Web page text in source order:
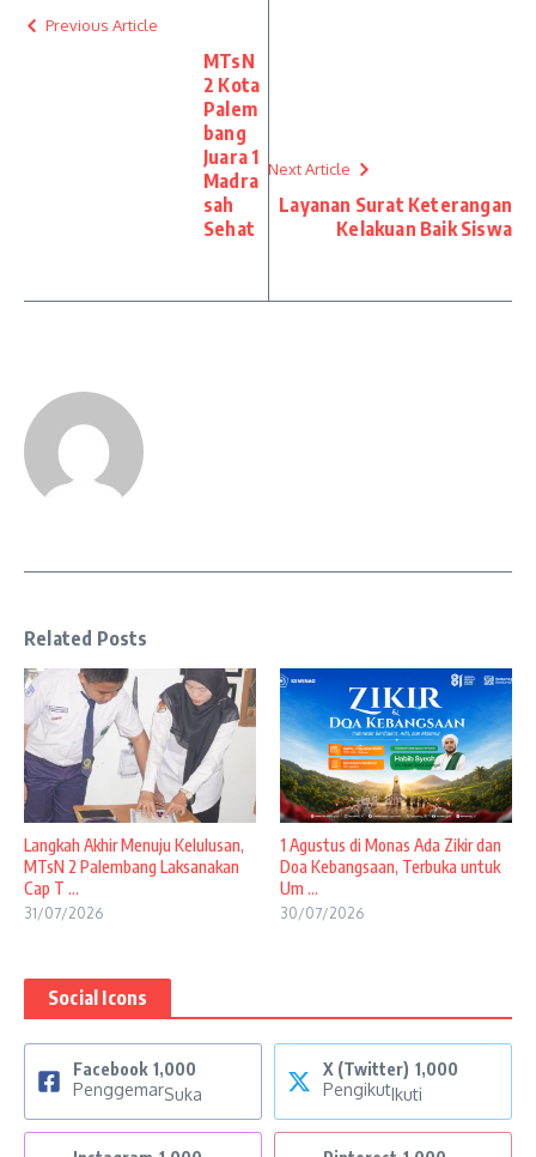
Previous Article
MTsN
2 Kota
Palem
bang
Juara 1
Madra
sah
Sehat
Next Article
Layanan Surat Keterangan
Kelakuan Baik Siswa
Related Posts
Langkah Akhir Menuju Kelulusan,
MTsN 2 Palembang Laksanakan
Cap T ...
31/07/2026
1 Agustus di Monas Ada Zikir dan
Doa Kebangsaan, Terbuka untuk
Um ...
30/07/2026
Social Icons
Facebook 1,000
PenggemarSuka
X (Twitter) 1,000
PengikutIkuti